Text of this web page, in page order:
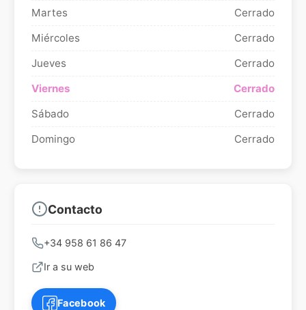
Martes
Cerrado
Miércoles
Cerrado
Jueves
Cerrado
Viernes
Cerrado
Sábado
Cerrado
Domingo
Cerrado
Contacto
+34 958 61 86 47
Ir a su web
Facebook